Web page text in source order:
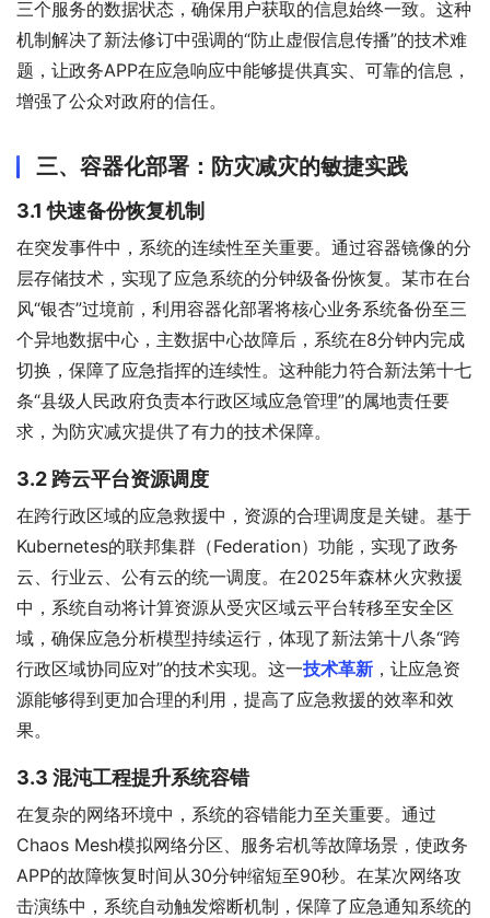
三个服务的数据状态，确保用户获取的信息始终一致。这种
机制解决了新法修订中强调的“防止虚假信息传播”的技术难
题，让政务APP在应急响应中能够提供真实、可靠的信息，
增强了公众对政府的信任。
三、容器化部署：防灾减灾的敏捷实践
3.1 快速备份恢复机制
在突发事件中，系统的连续性至关重要。通过容器镜像的分
层存储技术，实现了应急系统的分钟级备份恢复。某市在台
风“银杏”过境前，利用容器化部署将核心业务系统备份至三
个异地数据中心，主数据中心故障后，系统在8分钟内完成
切换，保障了应急指挥的连续性。这种能力符合新法第十七
条“县级人民政府负责本行政区域应急管理”的属地责任要
求，为防灾减灾提供了有力的技术保障。
3.2 跨云平台资源调度
在跨行政区域的应急救援中，资源的合理调度是关键。基于
Kubernetes的联邦集群（Federation）功能，实现了政务
云、行业云、公有云的统一调度。在2025年森林火灾救援
中，系统自动将计算资源从受灾区域云平台转移至安全区
域，确保应急分析模型持续运行，体现了新法第十八条“跨
行政区域协同应对”的技术实现。这一技术革新 ，让应急资
源能够得到更加合理的利用，提高了应急救援的效率和效
果。
3.3 混沌工程提升系统容错
在复杂的网络环境中，系统的容错能力至关重要。通过
Chaos Mesh模拟网络分区、服务宕机等故障场景，使政务
APP的故障恢复时间从30分钟缩短至90秒。在某次网络攻
击演练中，系统自动触发熔断机制，保障了应急通知系统的